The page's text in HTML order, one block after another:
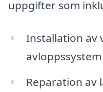
uppgifter som
Installation av
avloppssystem
Reparation av